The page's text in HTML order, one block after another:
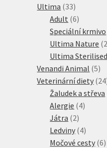
Ultima 3333
produktů
Adult 66
Speciální krmivo
Ultima Nature 2
Ultima Sterilised
Venandi Animal 55
Veterinární diety 24
Žaludek a střeva
Alergie 44
Játra 22
produkty
Ledviny 44
Močové cesty 66